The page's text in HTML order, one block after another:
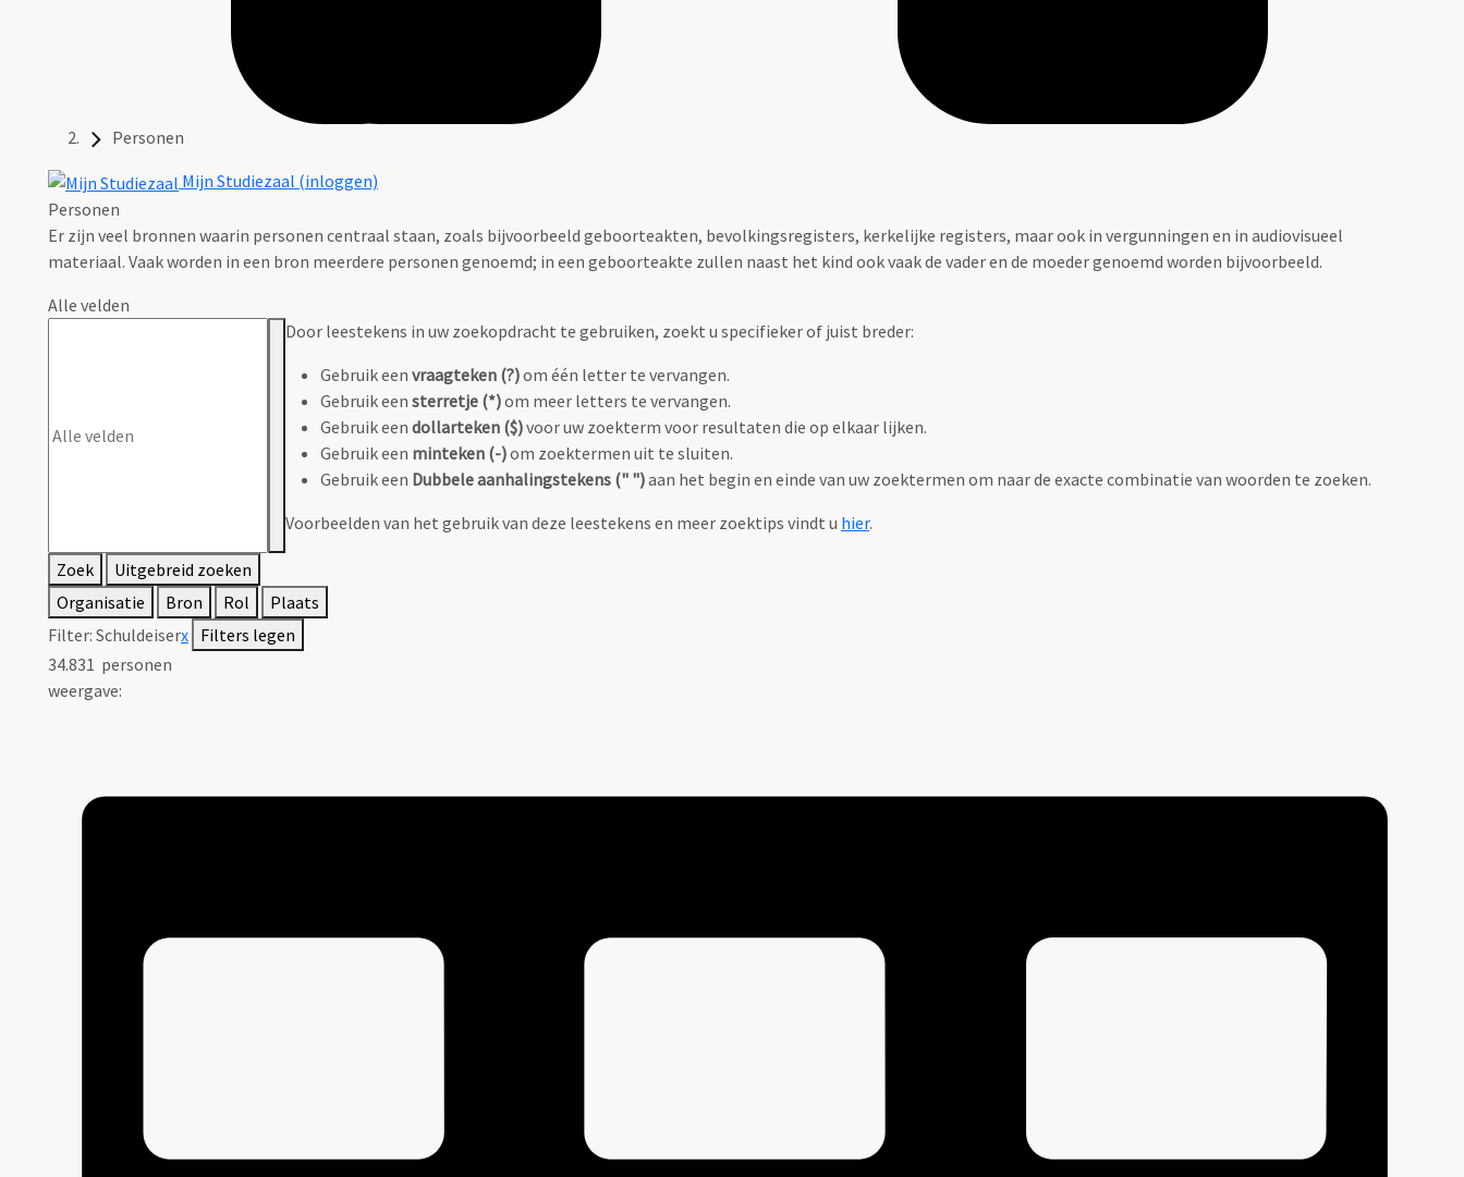
Personen
Mijn Studiezaal (inloggen)
Personen
Er zijn veel bronnen waarin personen centraal staan, zoals bijvoorbeeld geboorteakten, bevolkingsregisters, kerkelijke registers, maar ook in vergunningen en in audiovisueel
materiaal. Vaak worden in een bron meerdere personen genoemd; in een geboorteakte zullen naast het kind ook vaak de vader en de moeder genoemd worden bijvoorbeeld.
Alle velden
Door leestekens in uw zoekopdracht te gebruiken, zoekt u specifieker of juist breder:
Gebruik een vraagteken (?)om één letter te vervangen.
Gebruik een sterretje (*)om meer letters te vervangen.
Gebruik een dollarteken ($)voor uw zoekterm voor resultaten die op elkaar lijken.
Gebruik een minteken (-)om zoektermen uit te sluiten.
Gebruik een Dubbele aanhalingstekens (" ")aan het begin en einde van uw zoektermen om naar de exacte combinatie van woorden te zoeken.
Voorbeelden van het gebruik van deze leestekens en meer zoektips vindt u hier.
Zoek
Uitgebreid zoeken
Organisatie
Bron Rol
Plaats
Filter: Schuldeiserx Filters legen
34.831 personen
weergave: